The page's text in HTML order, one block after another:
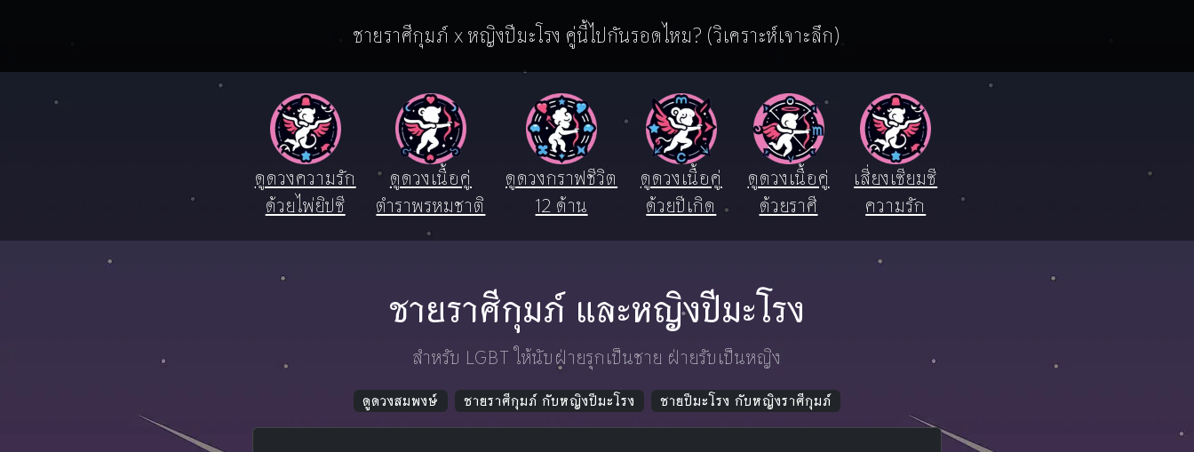
ชายราศีกุมภ์ x หญิงปีมะโรง คู่นี้ไปกันรอดไหม? (วิเคราะห์เจาะลึก)
ดูดวงความรัก
ด้วยไพ่ยิปซี
ดูดวงเนื้อคู่
ตำราพรหมชาติ
ดูดวงกราฟชีวิต
12 ด้าน
ดูดวงเนื้อคู่
ด้วยปีเกิด
ดูดวงเนื้อคู่
ด้วยราศี
เสี่ยงเซียมซี
ความรัก
ชายราศีกุมภ์ และหญิงปีมะโรง
สำหรับ LGBT ให้นับฝ่ายรุกเป็นชาย ฝ่ายรับเป็นหญิง
ดูดวงสมพงษ์ ชายราศีกุมภ์ กับหญิงปีมะโรง ชายปีมะโรง กับหญิงราศีกุมภ์